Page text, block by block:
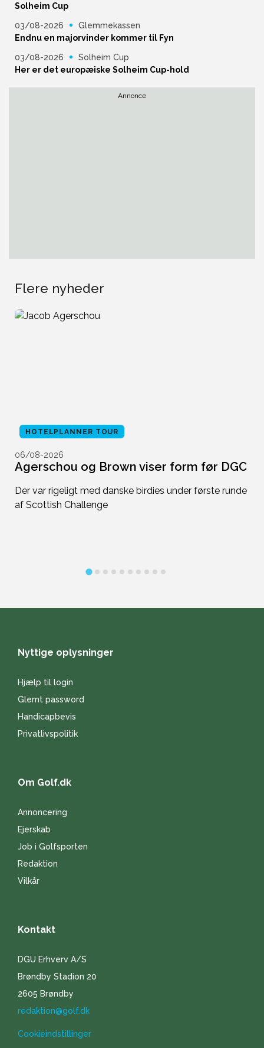
Solheim Cup
03/08-2026
Glemmekassen
Endnu en majorvinder kommer til Fyn
03/08-2026
Solheim Cup
Her er det europæiske Solheim Cup-hold
Annonce
Flere nyheder
HOTELPLANNER TOUR
06/08-2026
Agerschou og Brown viser form før DGC
Der var rigeligt med danske birdies under første runde
af Scottish Challenge
Nyttige oplysninger
Hjælp til login
Glemt password
Handicapbevis
Privatlivspolitik
Om Golf.dk
Annoncering
Ejerskab
Job i Golfsporten
Redaktion
Vilkår
Kontakt
DGU Erhverv A/S
Brøndby Stadion 20
2605 Brøndby
redaktion@golf.dk
Cookieindstillinger